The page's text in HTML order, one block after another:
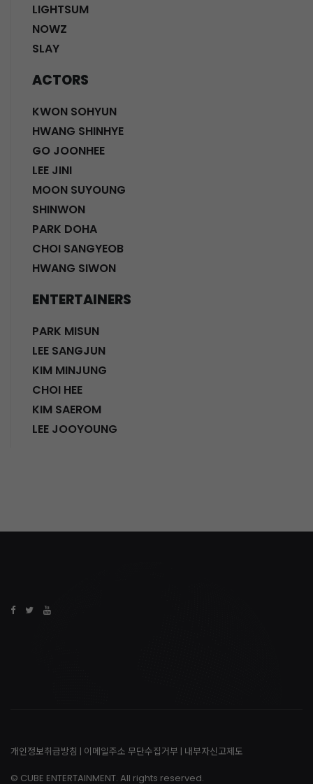
LIGHTSUM
NOWZ
SLAY
ACTORS
KWON SOHYUN
HWANG SHINHYE
GO JOONHEE
LEE JINI
MOON SUYOUNG
SHINWON
PARK DOHA
CHOI SANGYEOB
HWANG SIWON
ENTERTAINERS
PARK MISUN
LEE SANGJUN
KIM MINJUNG
CHOI HEE
KIM SAEROM
LEE JOOYOUNG
개인정보취급방침 | 이메일주소 무단수집거부 | 내부자신고제도
© CUBE ENTERTAINMENT. All rights reserved.